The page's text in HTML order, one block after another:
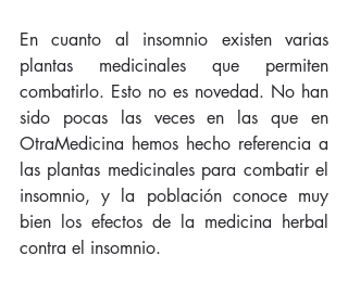
En cuanto al insomnio existen varias
plantas medicinales que permiten
combatirlo. Esto no es novedad. No han
sido pocas las veces en las que en
OtraMedicina hemos hecho referencia a
las plantas medicinales para combatir el
insomnio, y la población conoce muy
bien los efectos de la medicina herbal
contra el insomnio.